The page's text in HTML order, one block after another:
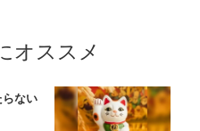
オススメ
らない